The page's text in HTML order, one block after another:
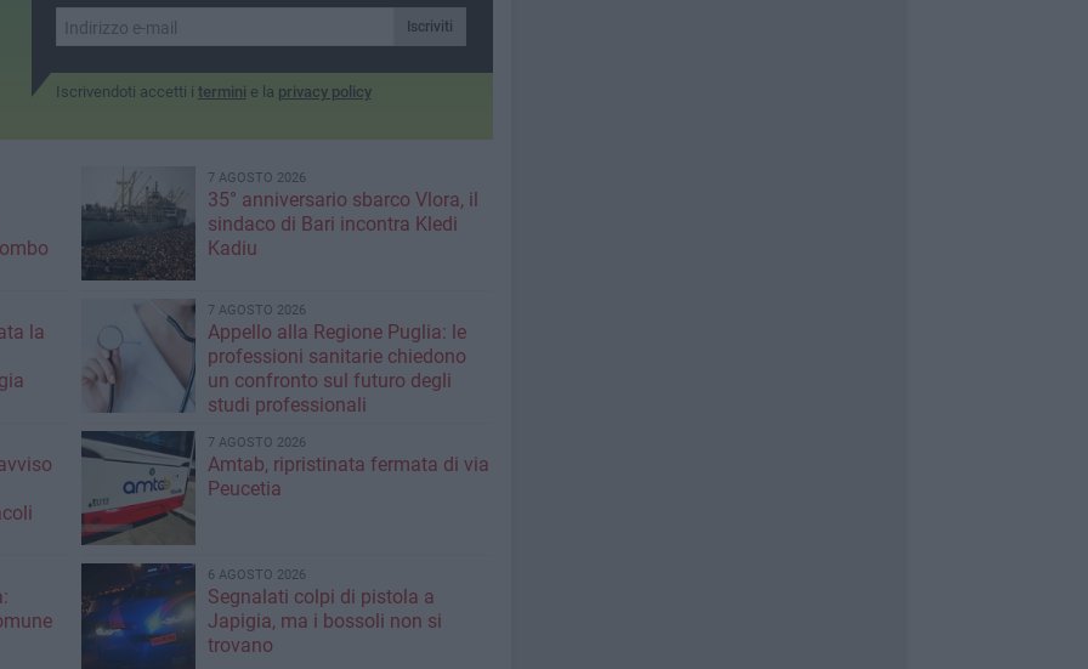
Iscriviti
Iscrivendoti accetti i termini e la privacy policy
7 AGOSTO 2026
35° anniversario sbarco Vlora, il
sindaco di Bari incontra Kledi
Kadiu
la
7 AGOSTO 2026
Appello alla Regione Puglia: le
professioni sanitarie chiedono
un confronto sul futuro degli
studi professionali
7 AGOSTO 2026
Amtab, ripristinata fermata di via
Peucetia
6 AGOSTO 2026
Segnalati colpi di pistola a
Japigia, ma i bossoli non si
trovano